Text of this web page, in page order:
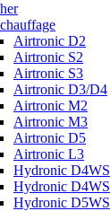
Airtronic D2
Airtronic S2
Airtronic S3
Airtronic D3/D4
Airtronic M2
Airtronic M3
Airtronic D5
Airtronic L3
Hydronic D4WS
Hydronic
Hydronic D5WS